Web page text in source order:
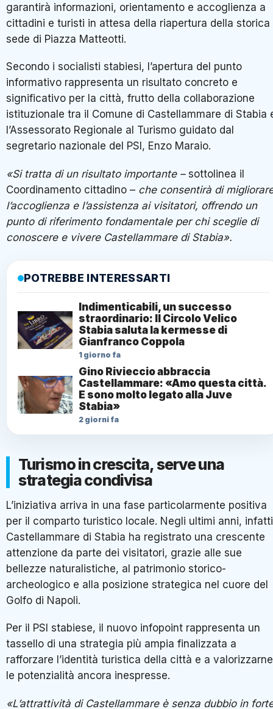
garantirà informazioni, orientamento e accoglienza a
cittadini e turisti in attesa della riapertura della storica
sede di Piazza Matteotti.
Secondo i socialisti stabiesi, l’apertura del punto
informativo rappresenta un risultato concreto e
significativo per la città, frutto della collaborazione
istituzionale tra il Comune di Castellammare di Stabia
l’Assessorato Regionale al Turismo guidato dal
segretario nazionale del PSI, Enzo Maraio.
«Si tratta di un risultato importante –sottolinea il
Coordinamento cittadino – che consentirà di
l’accoglienza e l’assistenza ai visitatori, offrendo un
punto di riferimento fondamentale per chi sceglie di
conoscere e vivere Castellammare di Stabia».
POTREBBE INTERESSARTI
Indimenticabili, un successo
straordinario: Il Circolo Velico
Stabia saluta la kermesse di
Gianfranco Coppola
1 giorno fa
Gino Rivieccio abbraccia
Castellammare: «Amo questa città.
E sono molto legato alla Juve
Stabia»
2 giorni fa
Turismo in crescita, serve una
strategia condivisa
L’iniziativa arriva in una fase particolarmente positiva
per il comparto turistico locale. Negli ultimi anni,
Castellammare di Stabia ha registrato una crescente
attenzione da parte dei visitatori, grazie alle sue
bellezze naturalistiche, al patrimonio storico-
archeologico e alla posizione strategica nel cuore del
Golfo di Napoli.
Per il PSI stabiese, il nuovo infopoint rappresenta un
tassello di una strategia più ampia finalizzata a
rafforzare l’identità turistica della città e a valorizzarne
le potenzialità ancora inespresse.
«L’attrattività di Castellammare è senza dubbio in